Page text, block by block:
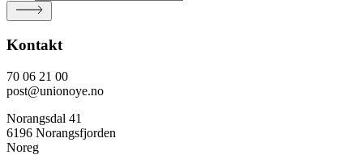
Kontakt
70 06 21 00
post@unionoye.no
Norangsdal 41
6196 Norangsfjorden
Noreg